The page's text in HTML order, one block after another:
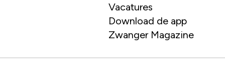
Vacatures
Download de app
Zwanger Magazine